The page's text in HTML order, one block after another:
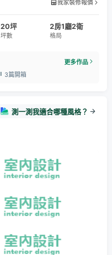
我家裝修報價
20坪
坪數
2房1廳2衛
格局
更多作品
3篇開箱
測一測我適合哪種風格？